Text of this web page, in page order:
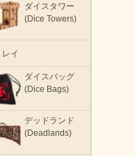
ダイスタワー
(Dice Towers)
イ
ダイスバッグ
(Dice Bags)
デッドランド
(Deadlands)